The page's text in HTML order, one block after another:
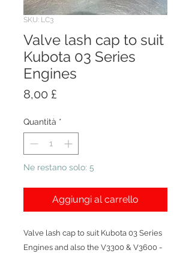
SKU: LC3
Valve lash cap to suit
Kubota 03 Series
Engines
8,00 £
Quantità *
Ne restano solo: 5
Aggiungi al carrello
Valve lash cap to suit Kubota 03 Series
Engines and also the V3300 & V3600 -